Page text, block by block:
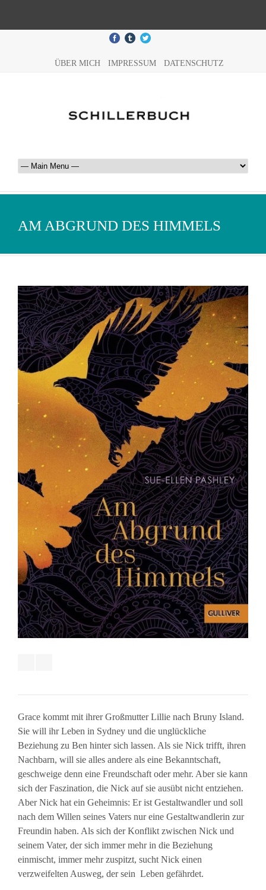
ÜBER MICH IMPRESSUM DATENSCHUTZ
AM ABGRUND DES HIMMELS
Grace kommt mit ihrer Großmutter Lillie nach Bruny Island.
Sie will ihr Leben in Sydney und die unglückliche
Beziehung zu Ben hinter sich lassen. Als sie Nick trifft, ihren
Nachbarn, will sie alles andere als eine Bekanntschaft,
geschweige denn eine Freundschaft oder mehr. Aber sie kann
sich der Faszination, die Nick auf sie ausübt nicht entziehen.
Aber Nick hat ein Geheimnis: Er ist Gestaltwandler und soll
nach dem Willen seines Vaters nur eine Gestaltwandlerin zur
Freundin haben. Als sich der Konflikt zwischen Nick und
seinem Vater, der sich immer mehr in die Beziehung
einmischt, immer mehr zuspitzt, sucht Nick einen
verzweifelten Ausweg, der sein Leben gefährdet.